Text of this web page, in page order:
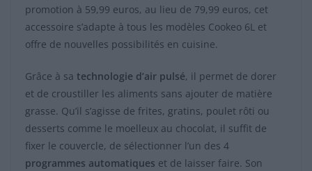
promotion à 59,99 euros, au lieu de 79,99 euros, cet
accessoire s’adapte à tous les modèles Cookeo 6L et
offre de nouvelles possibilités en cuisine.
Grâce à sa technologie d’air pulsé, il permet de dorer
et de croustiller les aliments sans ajouter de matière
grasse. Qu’il s’agisse de frites, gratins, poulet rôti ou
desserts comme le moelleux au chocolat, il suffit de
fixer le couvercle, de sélectionner l’un des 4
programmes automatiques et de laisser faire. Son